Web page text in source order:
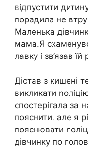
відпустити
порадила не
Маленька
мама.Я
лавку і зв’язав їй
Дістав з кишені
викликати
спостерігала за
пояснити, але я
пояснювати
дівчинку по